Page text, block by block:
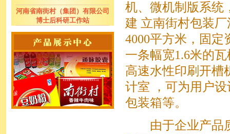
河南省南街村（集团）有限公司
博士后科研工作站
机、微机制版系统
建 立南街村包装
4000平方米，固定
一条幅宽1.6米的
高速水性印刷开槽
计室 ，可为用户
包装箱等。
由于企业产品质